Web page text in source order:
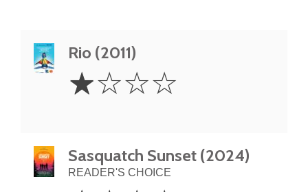
Rio (2011)
Star
☆☆☆☆
Sasquatch Sunset (2024)
READER'S CHOICE